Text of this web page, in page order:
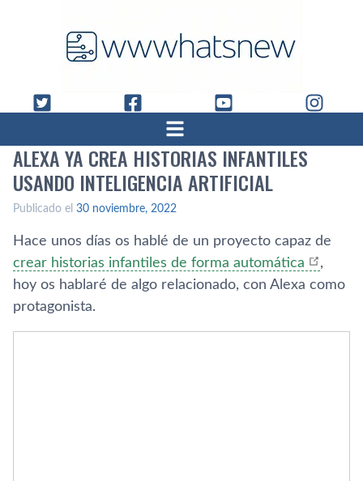
ALEXA YA CREA HISTORIAS INFANTILES
USANDO INTELIGENCIA ARTIFICIAL
Publicado el 30 noviembre, 2022
Hace unos días os hablé de un proyecto capaz de
crear historias infantiles de forma automática
,
hoy os hablaré de algo relacionado, con Alexa como
protagonista.